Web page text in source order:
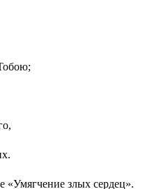
«Умягчение злых сердец».